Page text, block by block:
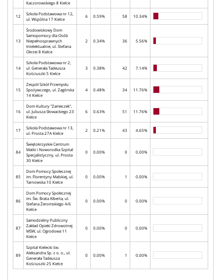
Kaczorowskiego 8 Kielce
12
Szkoła Podstawowa nr 12,
ul. Wspólna 17 Kielce
6 0.59% 58 10.34%
13
Środowiskowy Dom
Samopomocy dla Osób
Niepełnosprawnych
Intelektualnie, ul. Stefana
Okrzei 8 Kielce
2 0.34% 36 5.56%
14
Szkoła Podstawowa nr 2,
ul. Generała Tadeusza
Kościuszki 5 Kielce
3 0.38% 42 7.14%
15
Zespół Szkół Przemysłu
Spożywczego, ul. Zagórska
14 Kielce
4 0.48% 34 11.76%
16
Dom Kultury "Zameczek",
ul. Juliusza Słowackiego 23
Kielce
6 0.63% 51 11.76%
17
Szkoła Podstawowa nr 13,
ul. Prosta 27A Kielce
2 0.21% 43 4.65%
84
Świętokrzyskie Centrum
Matki i Noworodka Szpital
Specjalistyczny, ul. Prosta
30 Kielce
0 0.00% 0 0.00%
85
Dom Pomocy Społecznej
im. Florentyny Malskiej, ul.
Tarnowska 10 Kielce
0 0.00% 1 0.00%
86
Dom Pomocy Społecznej
im. Św. Brata Alberta, ul.
Stefana Żeromskiego 4/6
Kielce
0 0.00% 0 0.00%
87
Samodzielny Publiczny
Zakład Opieki Zdrowotnej
MSW, ul. Ogrodowa 11
Kielce
0 0.00% 0 0.00%
89
Szpital Kielecki św.
Aleksandra Sp. z o. o., ul.
Generała Tadeusza
Kościuszki 25 Kielce
0 0.00% 1 0.00%